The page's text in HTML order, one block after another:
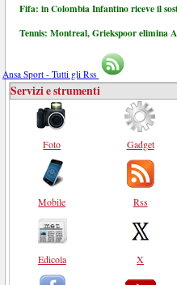
Fifa: in Colombia Infantino riceve il
Tennis: Montreal, Griekspoor elimina
Ansa Sport - Tutti gli Rss
Servizi e strumenti
Foto
Mobile
Edicola
Gadget
Rss
X